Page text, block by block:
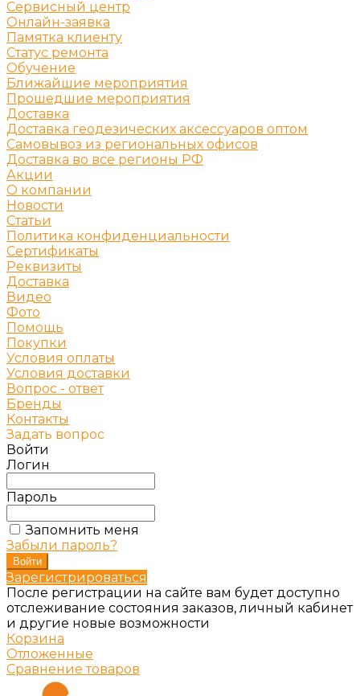
Сервисный центр
Онлайн-заявка
Памятка клиенту
Статус ремонта
Обучение
Ближайшие мероприятия
Прошедшие мероприятия
Доставка
Доставка геодезических аксессуаров оптом
Самовывоз из региональных офисов
Доставка во все регионы РФ
Акции
О компании
Новости
Статьи
Политика конфиденциальности
Сертификаты
Реквизиты
Доставка
Видео
Фото
Помощь
Покупки
Условия оплаты
Условия доставки
Вопрос - ответ
Бренды
Контакты
Задать вопрос
Войти
Логин
Пароль
Запомнить меня
Забыли пароль?
Зарегистрироваться
После регистрации на сайте вам будет доступно
отслеживание состояния заказов, личный кабинет
и другие новые возможности
Корзина
Отложенные
Сравнение товаров